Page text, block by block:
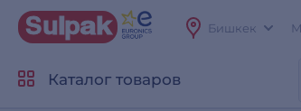
Бишкек
Каталог товаров